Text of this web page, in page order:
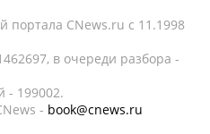
портала CNews.ru c 11.1998
в очереди разбора -
- 199002.
- book@cnews.ru